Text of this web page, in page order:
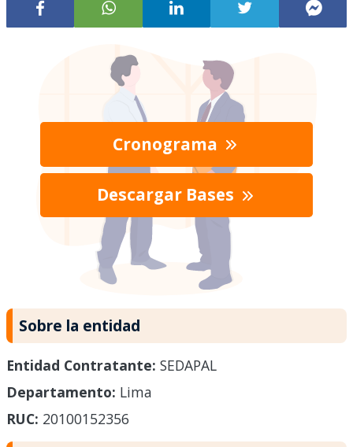
Cronograma
Descargar Bases
Sobre la entidad
Entidad Contratante: SEDAPAL
Departamento: Lima
RUC: 20100152356